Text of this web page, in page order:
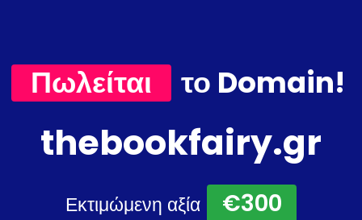
Πωλείται το Domain!
thebookfairy.gr
Εκτιμώμενη αξία €300